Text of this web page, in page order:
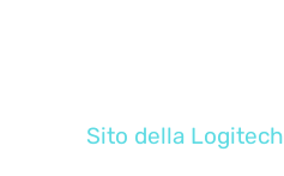
Sito della Logitech